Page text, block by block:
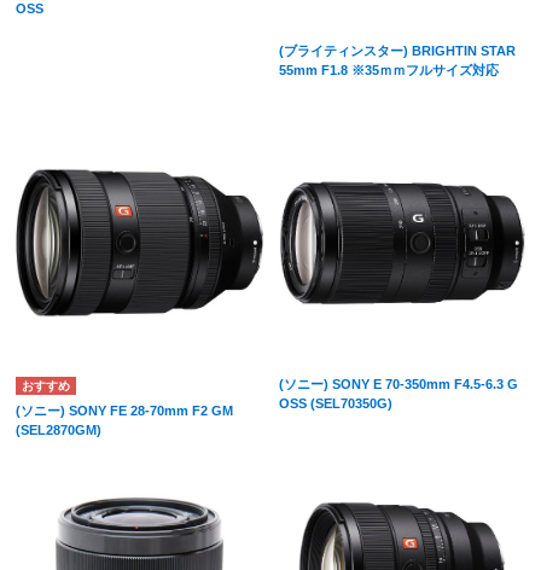
OSS
(ブライティンスター) BRIGHTIN STAR
55mm F1.8 ※35ｍｍフルサイズ対応
(ソニー) SONY FE 28-70mm F2 GM
(SEL2870GM)
(ソニー) SONY E 70-350mm F4.5-6.3 G
OSS (SEL70350G)